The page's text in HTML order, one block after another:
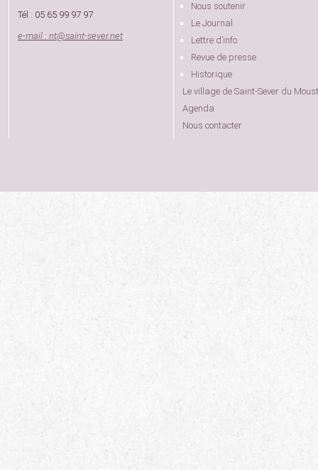
Tél : 05 65 99 97 97
e-mail : nt@saint-sever.net
Nous soutenir
Le Journal
Lettre d’info
Revue de presse
Historique
Le village de Saint-Sever du
Agenda
Nous contacter